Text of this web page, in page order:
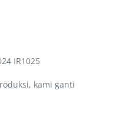
IR1025
kami ganti